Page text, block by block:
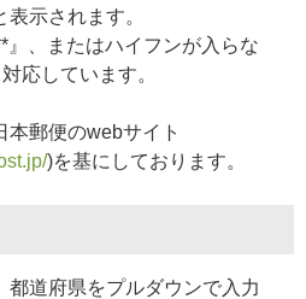
示されます。
』、またはハイフンが入らな
応しています。
郵便のwebサイト
)を基にしております。
都道府県をプルダウンで入力